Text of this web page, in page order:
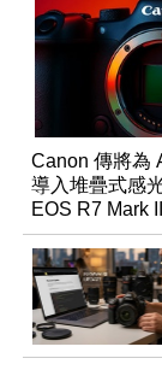
Canon 傳將為
導入堆疊式感
EOS R7 Mark
速讀出升級